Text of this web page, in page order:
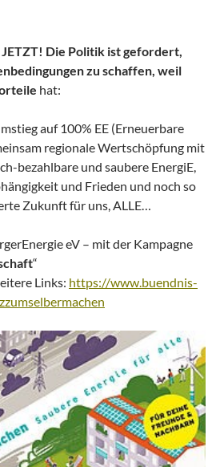
Die Politik ist gefordert,
zu schaffen, weil
hat:
auf 100% EE (Erneuerbare
regionale Wertschöpfung mit
bezahlbare und saubere EnergiE,
und Frieden und noch so
Zukunft für uns, ALLE…
eV – mit der Kampagne
“
Links: https://www.buendnis-